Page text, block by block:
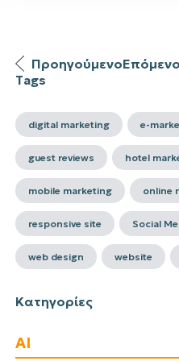
ΠροηγούμενοΕπόμενο
Tags
digital marketing e-
guest reviews hotel
mobile marketing online
responsive site Social
web design website
Κατηγορίες
AI